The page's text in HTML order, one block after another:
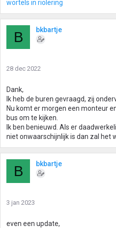
wortels in riolering
B bkbartje
28 dec 2022
Dank,
Ik heb de buren gevraagd, zij
Nu komt er morgen een monteur
bus om te kijken.
Ik ben benieuwd. Als er
niet onwaarschijnlijk is dan zal het
B bkbartje
3 jan 2023
even een update,